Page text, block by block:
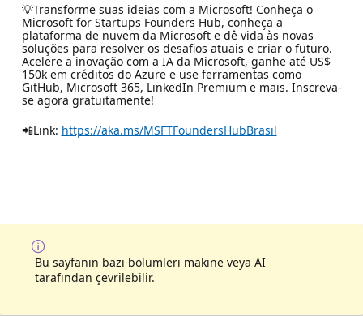
💡Transforme suas ideias com a Microsoft! Conheça o
Microsoft for Startups Founders Hub, conheça a
plataforma de nuvem da Microsoft e dê vida às novas
soluções para resolver os desafios atuais e criar o futuro.
Acelere a inovação com a IA da Microsoft, ganhe até US$
150k em créditos do Azure e use ferramentas como
GitHub, Microsoft 365, LinkedIn Premium e mais. Inscreva-
se agora gratuitamente!
📲Link: https://aka.ms/MSFTFoundersHubBrasil
Bu sayfanın bazı bölümleri makine veya AI
tarafından çevrilebilir.